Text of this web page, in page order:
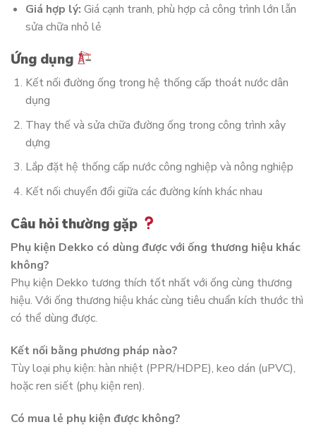
Giá hợp lý: Giá cạnh tranh, phù hợp cả công trình lớn lẫn
sửa chữa nhỏ lẻ
Ứng dụng
Kết nối đường ống trong hệ thống cấp thoát nước dân
dụng
Thay thế và sửa chữa đường ống trong công trình xây
dựng
Lắp đặt hệ thống cấp nước công nghiệp và nông nghiệp
Kết nối chuyển đổi giữa các đường kính khác nhau
Câu hỏi thường gặp
Phụ kiện Dekko có dùng được với ống thương hiệu khác
không?
Phụ kiện Dekko tương thích tốt nhất với ống cùng thương
hiệu. Với ống thương hiệu khác cùng tiêu chuẩn kích thước thì
có thể dùng được.
Kết nối bằng phương pháp nào?
Tùy loại phụ kiện: hàn nhiệt (PPR/HDPE), keo dán (uPVC),
hoặc ren siết (phụ kiện ren).
Có mua lẻ phụ kiện được không?